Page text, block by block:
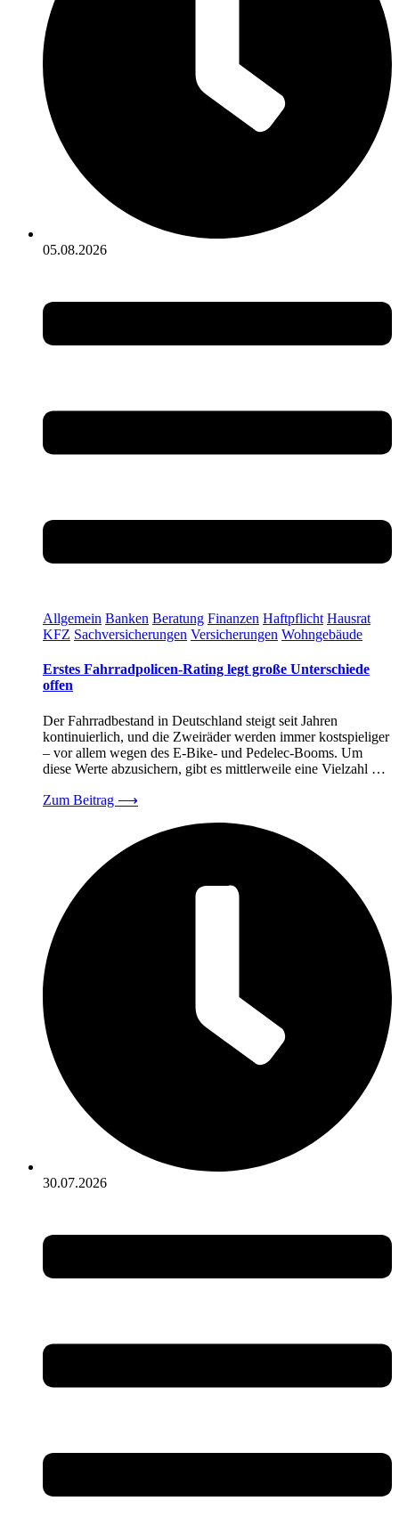
05.08.2026
Allgemein Banken Beratung Finanzen Haftpflicht Hausrat
KFZ Sachversicherungen Versicherungen Wohngebäude
Erstes Fahrradpolicen-Rating legt große Unterschiede
offen
Der Fahrradbestand in Deutschland steigt seit Jahren
kontinuierlich, und die Zweiräder werden immer kostspieliger
– vor allem wegen des E-Bike- und Pedelec-Booms. Um
diese Werte abzusichern, gibt es mittlerweile eine Vielzahl …
Zum Beitrag ⟶
30.07.2026